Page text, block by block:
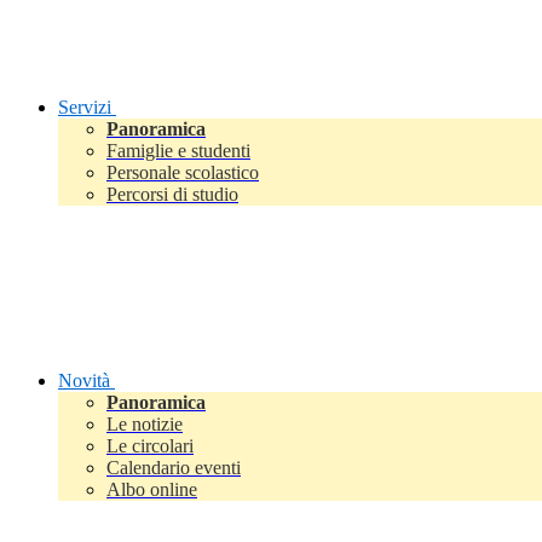
Servizi
Panoramica
Famiglie e studenti
Personale scolastico
Percorsi di studio
Novità
Panoramica
Le notizie
Le circolari
Calendario eventi
Albo online